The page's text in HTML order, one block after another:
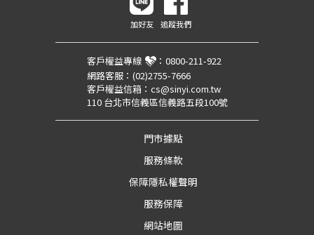
加好友 追蹤我們
客戶權益專線 ： 0800-211-922
網路客服： (02)2755-7666
客戶權益信箱： cs@sinyi.com.tw
110 台北市信義區信義路五段100號
門市據點
服務條款
保障隱私權聲明
服務保障
網站地圖